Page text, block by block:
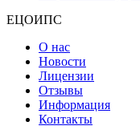
ЕЦОИПС
О нас
Новости
Лицензии
Отзывы
Информация
Контакты